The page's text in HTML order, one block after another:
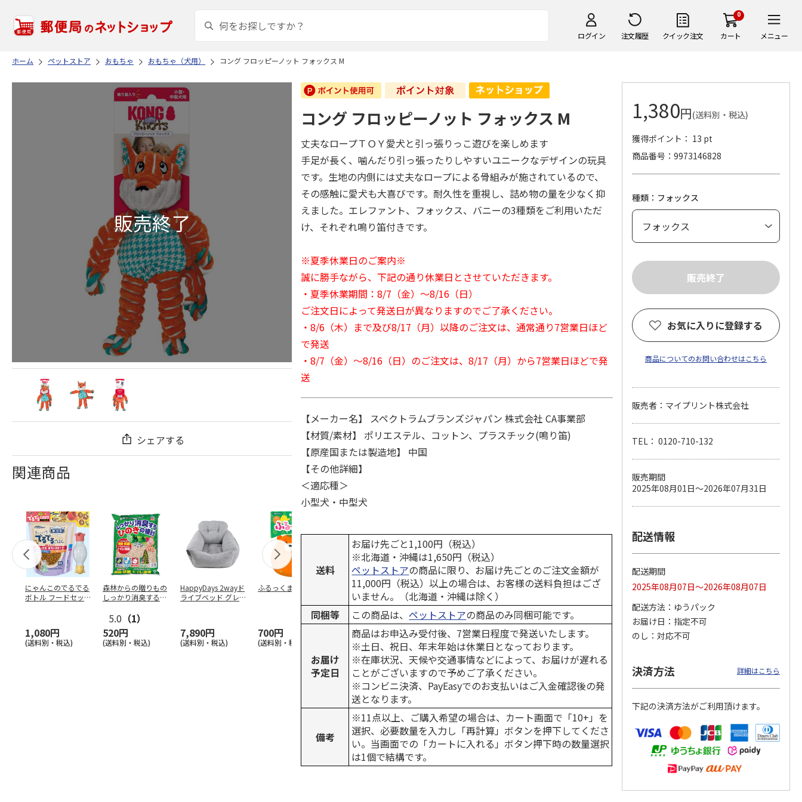
ログイン 注文履歴 クイック注文
0
カート メニュー
ホーム ペットストア おもちゃ おもちゃ（犬用） コング フロッピーノット フォックス M
シェアする
関連商品
にゃんこのでるでる
ボトル フードセッ
1,080円
(送料別・税込)
森林からの贈りもの
しっかり消臭するひ
5.0 （1）
520円
(送料別・税込)
HappyDays 2wayド
ライブベッド グレ
7,890円
(送料別・税込)
ふるっくま みかん
700円
(送料別・税込)
デオトイレ 飛び散
らない消臭・抗菌サ
ンド 4L
1,320円
(送料別・税込)
獣医師開発 ニオイ
をとる砂専用 猫ト
イレ ナチュラルグ
レー
1,550円
(送料別・税込)
無添加良品 カムカ
ムデンタルコーン
ぐるぐるボーン型 S
…
470円
(送料別・税込)
銀のスプーン パウ
こ用 まぐろ・かつ
おに
120円
(送料別・税込)
ペット線香 虹のか
ローラルの香り
590円
(送料別・税込)
CIAO 香り立つクラ
コング フロッピーノット フォックス M
丈夫なロープＴＯＹ愛犬と引っ張りっこ遊びを楽しめます
手足が長く、噛んだり引っ張ったりしやすいユニークなデザインの玩具
です。生地の内側には丈夫なロープによる骨組みが施されているので、
その感触に愛犬も大喜びです。耐久性を重視し、詰め物の量を少なく抑
えました。エレファント、フォックス、バニーの3種類をご利用いただ
け、それぞれ鳴り笛付きです。
※夏季休業日のご案内※
誠に勝手ながら、下記の通り休業日とさせていただきます。
・夏季休業期間：8/7（金）～8/16（日）
ご注文日によって発送日が異なりますのでご了承ください。
・8/6（木）まで及び8/17（月）以降のご注文は、通常通り7営業日ほど
で発送
・8/7（金）～8/16（日）のご注文は、8/17（月）から7営業日ほどで発
送
【メーカー名】 スペクトラムブランズジャパン 株式会社 CA事業部
【材質/素材】 ポリエステル、コットン、プラスチック(鳴り笛)
【原産国または製造地】 中国
【その他詳細】
＜適応種＞
小型犬・中型犬
送料
お届け先ごと1,100円（税込）
※北海道・沖縄は1,650円（税込）
ペットストアの商品に限り、お届け先ごとのご注文金額が
11,000円（税込）以上の場合は、お客様の送料負担はござ
いません。（北海道・沖縄は除く）
同梱等
この商品は、ペットストアの商品のみ同梱可能です。
お届け
予定日
商品はお申込み受付後、7営業日程度で発送いたします。
※土日、祝日、年末年始は休業日となっております。
※在庫状況、天候や交通事情などによって、お届けが遅れる
ことがございますので予めご了承ください。
※コンビニ決済、PayEasyでのお支払いはご入金確認後の発
送となります。
備考
※11点以上、ご購入希望の場合は、カート画面で「10+」を
選択、必要数量を入力し「再計算」ボタンを押下してくださ
い。当画面での「カートに入れる」ボタン押下時の数量選択
は1個で結構です。
1,380円(送料別・税込)
獲得ポイント： 13 pt
商品番号
9973146828
種類：フォックス
お気に入りに登録する
商品についてのお問い合わせはこちら
販売者：マイプリント株式会社
TEL： 0120-710-132
販売期間
2025年08月01日～2026年07月31日
配送情報
配送期間
2025年08月07日～2026年08月07日
配送方法
ゆうパック
お届け日
指定不可
のし
対応不可
決済方法 詳細はこちら
下記の決済方法がご利用頂けます。